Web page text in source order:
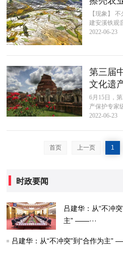
【现象】
建安溪铁观
原游牧系统
2022-06-23
第三届
文化遗
办
6月15日，
产保护专家
体育部部长
2022-06-23
首页 上一页 1
时政要闻
吕建华：从“不冲
主” ——···
吕建华：从“不冲突”到“合作为主”